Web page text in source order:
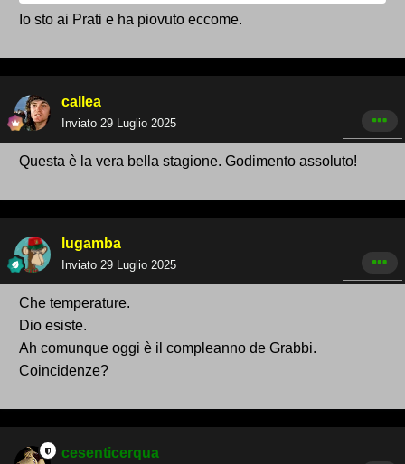
Io sto ai Prati e ha piovuto eccome.
callea
Inviato 29 Luglio 2025
Questa è la vera bella stagione. Godimento assoluto!
lugamba
Inviato 29 Luglio 2025
Che temperature.
Dio esiste.
Ah comunque oggi è il compleanno de Grabbi.
Coincidenze?
cesenticerqua